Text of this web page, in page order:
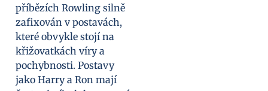
příbězích Rowling silně
zafixován v postavách,
které obvykle stojí na
křižovatkách víry a
pochybnosti. Postavy
jako Harry a Ron mají